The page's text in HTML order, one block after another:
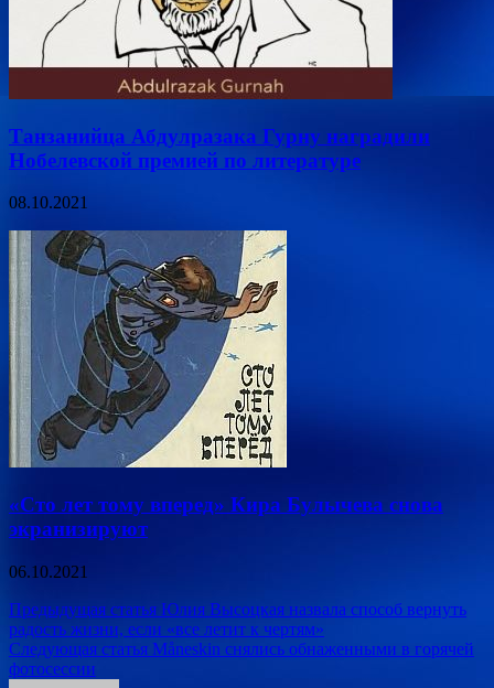
Танзанийца Абдулразака Гурну наградили
Нобелевской премией по литературе
08.10.2021
«Сто лет тому вперед» Кира Булычева снова
экранизируют
06.10.2021
Навигация
по
записям
Предыдущая статья Юлия Высоцкая назвала способ вернуть
радость жизни, если «все летит к чертям»
Следующая статья Måneskin снялись обнаженными в горячей
фотосессии